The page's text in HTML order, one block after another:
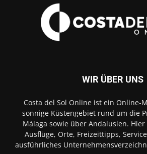
WIR ÜBER UNS
Costa del Sol Online ist ein Online-
sonnige Küstengebiet rund um die
Málaga sowie über Andalusien. Hier
Ausflüge, Orte, Freizeittipps,
ausführliches